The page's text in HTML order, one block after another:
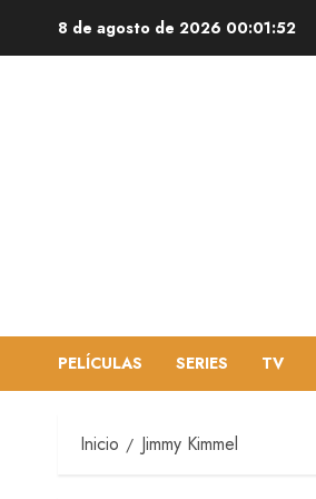
8 de agosto de 2026 00:01:52
PELÍCULAS SERIES TV
Inicio Jimmy Kimmel